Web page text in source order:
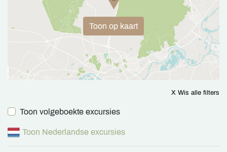
Toon op kaart
X Wis alle filters
Toon volgeboekte excursies
Toon Nederlandse excursies